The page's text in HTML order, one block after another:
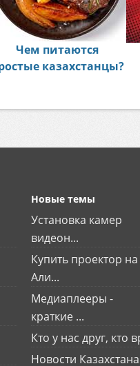
Чем питаются
казахстанцы?
Новые темы
Установка камер
видеон...
Купить проектор на
Али...
Медиаплееры -
краткие ...
Кто у нас друг, кто
Новости Казахстана